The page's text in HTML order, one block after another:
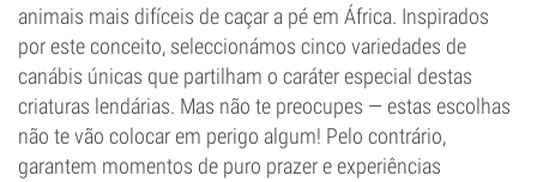
animais mais difíceis de caçar a pé em África. Inspirados
por este conceito, seleccionámos cinco variedades de
canábis únicas que partilham o caráter especial destas
criaturas lendárias. Mas não te preocupes — estas escolhas
não te vão colocar em perigo algum! Pelo contrário,
garantem momentos de puro prazer e experiências